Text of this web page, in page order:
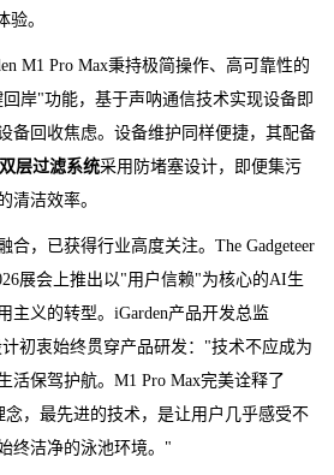
验。
M1 Pro Max秉持极简操作、高可靠性的
岸"功能，基于声呐通信技术实现设备即
备回收焦虑。设备维护同样便捷，其配备
双层过滤系统采用防堵塞设计，即便集污
清洁效率。
合，已获得行业高度关注。The Gadgeteer
展会上推出以"用户信赖"为核心的AI生
主义的转型。iGarden产品开发总监
计初衷始终贯穿产品研发："技术不应成为
活保驾护航。M1 Pro Max完美诠释了
念，最先进的技术，是让用户几乎感受不
终洁净的泳池环境。"